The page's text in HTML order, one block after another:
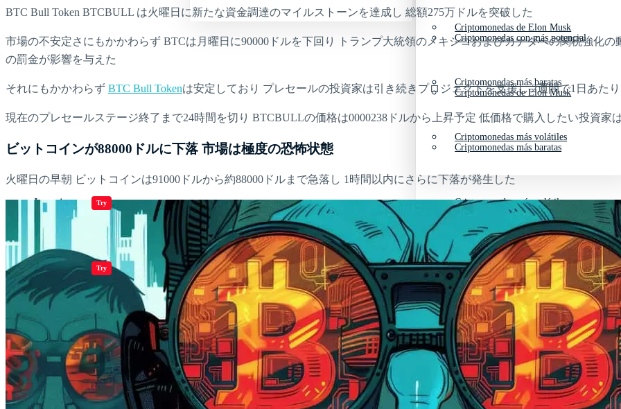
Criptomonedas de Elon Musk
Criptomonedas más baratas
Criptomonedas más volátiles
Jugar juegos Try
Criptomonedas con más potencial
Criptomonedas de Elon Musk
Criptomonedas más baratas
Criptomonedas más volátiles
Jugar juegos Try
BTC Bull Token BTCBULL は火曜日に新たな資金調達のマイルストーンを達成し 総額275万ドルを突破した
市場の不安定さにもかかわらず BTCは月曜日に90000ドルを下回り トランプ大統領のメキシコおよびカナダへの関税強化
の罰金が影響を与えた
それにもかかわらず BTC Bull Tokenは安定しており プレセールの投資家は引き続きプロジェクトを支援し 2週間で1日あた
現在のプレセールステージ終了まで24時間を切り BTCBULLの価格は0000238ドルから上昇予定 低価格で購入したい投資家
ビットコインが88000ドルに下落 市場は極度の恐怖状態
火曜日の早朝 ビットコインは91000ドルから約88000ドルまで急落し 1時間以内にさらに下落が発生した